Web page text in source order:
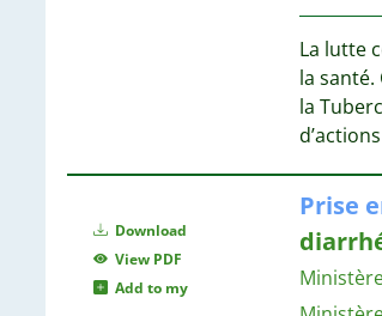
La lutte
la santé.
la
Download
View PDF
Add to my
Prise